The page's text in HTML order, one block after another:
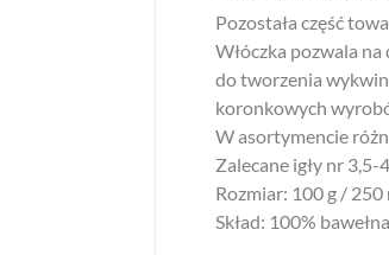
Pozostała część
Włóczka pozwala
do tworzenia
koronkowych
W asortymencie
Zalecane igły nr 3,5-
Rozmiar: 100 g / 250
Skład: 100%